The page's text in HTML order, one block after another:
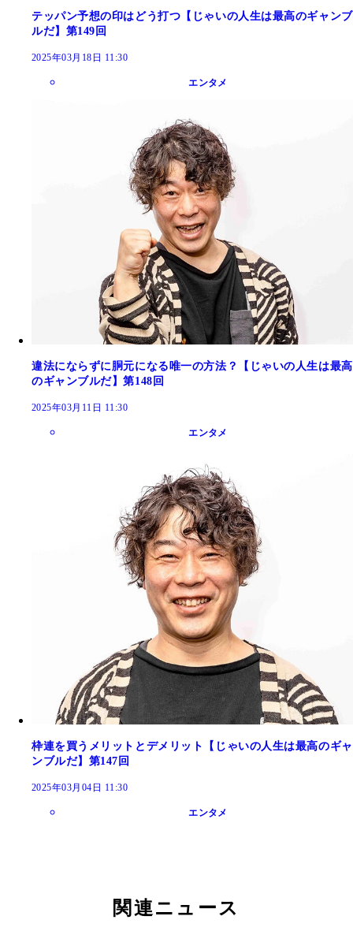
テッパン予想の印はどう打つ【じゃいの人生は最高のギャンブ
ルだ】第149回
2025年03月18日 11:30
エンタメ
違法にならずに胴元になる唯一の方法？【じゃいの人生は最高
のギャンブルだ】第148回
2025年03月11日 11:30
エンタメ
枠連を買うメリットとデメリット【じゃいの人生は最高のギャ
ンブルだ】第147回
2025年03月04日 11:30
エンタメ
関連ニュース